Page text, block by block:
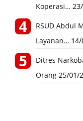
Koperasi…
RSUD Abdul
Layanan…
Ditres
Orang 25/01/